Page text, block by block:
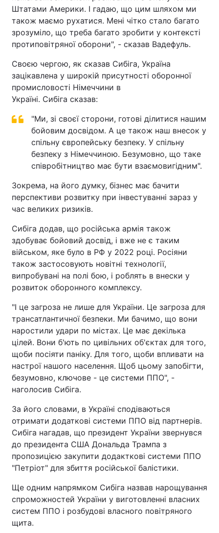
Штатами Америки. І гадаю, що цим шляхом ми
також маємо рухатися. Мені чітко стало багато
зрозуміло, що треба багато зробити у контексті
протиповітряної оборони", - сказав Вадефуль.
Своєю чергою, як сказав Сибіга, Україна
зацікавлена у широкій присутності оборонної
промисловості Німеччини в
Україні. Сибіга сказав:
"Ми, зі своєї сторони, готові ділитися нашим
бойовим досвідом. А це також наш внесок у
спільну європейську безпеку. У спільну
безпеку з Німеччиною. Безумовно, що таке
співробітництво має бути взаємовигідним".
Зокрема, на його думку, бізнес має бачити
перспективи розвитку при інвестуванні зараз у
час великих ризиків.
Сибіга додав, що російська армія також
здобуває бойовий досвід, і вже не є таким
військом, яке було в РФ у 2022 році. Росіяни
також застосовують новітні технології,
випробувані на полі бою, і роблять в внески у
розвиток оборонного комплексу.
"І це загроза не лише для України. Це загроза для
трансатлантичної безпеки. Ми бачимо, що вони
наростили удари по містах. Це має декілька
цілей. Вони б'ють по цивільних об'єктах для того,
щоби посіяти паніку. Для того, щоби впливати на
настрої нашого населення. Щоб цьому запобігти,
безумовно, ключове - це системи ППО", -
наголосив Сибіга.
За його словами, в Україні сподіваються
отримати додаткові системи ППО від партнерів.
Сибіга нагадав, що президент України звернувся
до президента США Дональда Трампа з
пропозицією закупити додакткові системи ППО
"Петріот" для збиття російської балістики.
Ще одним напрямком Сибіга назвав нарощування
спроможностей України у виготовленні власних
систем ППО і розбудові власного повітряного
щита.